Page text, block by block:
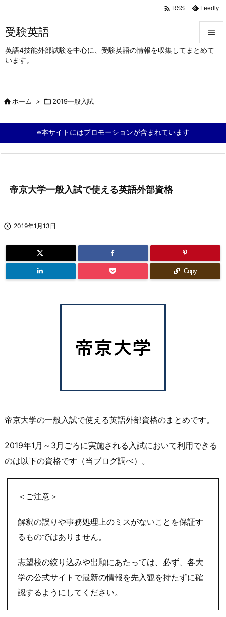
受験英語
英語4技能外部試験を中心に、受験英語の情報を収集してまとめて
います。



次へ

 RSS Feedly
ホーム > 2019一般入試
※本サイトにはプロモーションが含まれています
帝京大学一般入試で使える英語外部資格
 2019年1月13日
Copy
帝京大学の一般入試で使える英語外部資格のまとめです。
2019年1月～3月ごろに実施される入試において利用できる
のは以下の資格です（当ブログ調べ）。
＜ご注意＞
解釈の誤りや事務処理上のミスがないことを保証す
るものではありません。
志望校の絞り込みや出願にあたっては、必ず、 各大
学の公式サイトで最新の情報を先入観を持たずに確
認するようにしてください。